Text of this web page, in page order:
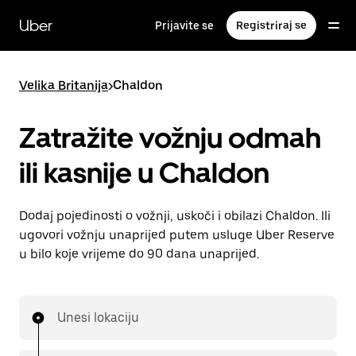
glavni
sadržaj
Uber Prijavite se Registriraj se
Velika Britanija>Chaldon
Zatražite vožnju odmah
ili kasnije u Chaldon
Dodaj pojedinosti o vožnji, uskoči i obilazi Chaldon. Ili
ugovori vožnju unaprijed putem usluge Uber Reserve
u bilo koje vrijeme do 90 dana unaprijed.
Unesi lokaciju